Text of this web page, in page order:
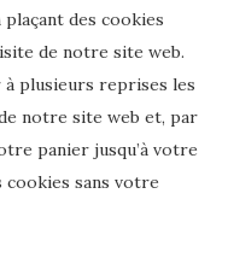
des cookies
de notre site web.
à plusieurs reprises les
notre site web et, par
panier jusqu’à votre
cookies sans votre